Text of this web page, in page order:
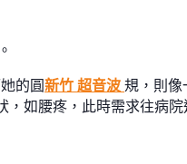
的圓新竹 超音波 規，則像
如腰疼，此時需求往病院